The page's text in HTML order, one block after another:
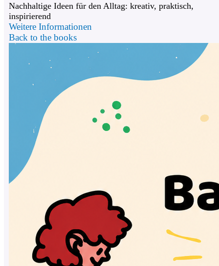
Nachhaltige Ideen für den Alltag: kreativ, praktisch,
inspirierend
Weitere Informationen
Back to the books